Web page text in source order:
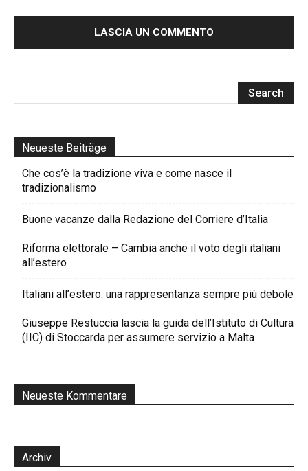
Neueste Beiträge
Che cos’è la tradizione viva e come nasce il
tradizionalismo
Buone vacanze dalla Redazione del Corriere d’Italia
Riforma elettorale – Cambia anche il voto degli italiani
all’estero
Italiani all’estero: una rappresentanza sempre più debole
Giuseppe Restuccia lascia la guida dell’Istituto di Cultura
(IIC) di Stoccarda per assumere servizio a Malta
Neueste Kommentare
Archiv